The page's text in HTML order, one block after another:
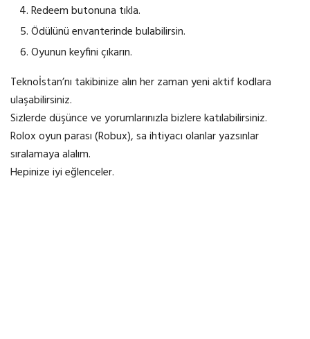
Redeem butonuna tıkla.
Ödülünü envanterinde bulabilirsin.
Oyunun keyfini çıkarın.
Teknoİstan’nı takibinize alın her zaman yeni aktif kodlara
ulaşabilirsiniz.
Sizlerde düşünce ve yorumlarınızla bizlere katılabilirsiniz.
Rolox oyun parası (Robux), sa ihtiyacı olanlar yazsınlar
sıralamaya alalım.
Hepinize iyi eğlenceler.